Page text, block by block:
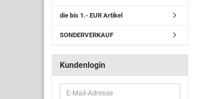
die bis 1.- EUR Artikel
SONDERVERKAUF
Kundenlogin